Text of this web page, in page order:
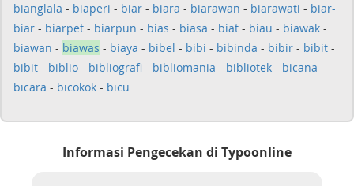
bianglala - biaperi - biar - biara - biarawan - biarawati - biar-
biar - biarpet - biarpun - bias - biasa - biat - biau - biawak -
biawan - biawas - biaya - bibel - bibi - bibinda - bibir - bibit -
bibit - biblio - bibliografi - bibliomania - bibliotek - bicana -
bicara - bicokok - bicu
Informasi Pengecekan di Typoonline